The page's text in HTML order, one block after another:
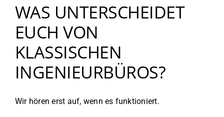
WAS UNTERSCHEIDET
EUCH VON
KLASSISCHEN
INGENIEURBÜROS?
Wir hören erst auf, wenn es funktioniert.